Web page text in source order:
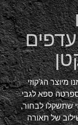
מיוצר הג'קוזי
ספא לגבי
שתשקלו לבחור,
של תאורה